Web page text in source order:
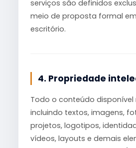
serviços são definidos
meio de proposta formal
escritório.
4. Propriedade
Todo o conteúdo
incluindo textos, imagens,
projetos, logotipos,
vídeos, layouts e demais